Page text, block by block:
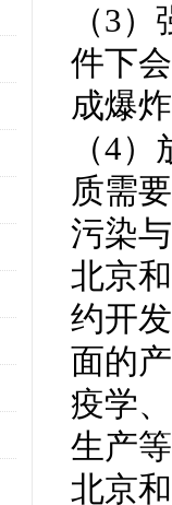
（3
件下
成爆
（4
质需
污染
北京
约开
面的
疫学
生产
北京